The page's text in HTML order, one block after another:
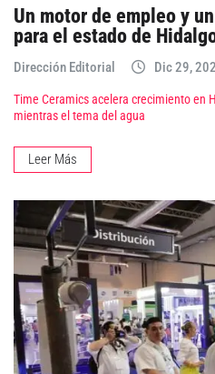
Un motor de empleo y
para el estado de
Dirección Editorial Dic 29,
Time Ceramics acelera crecimiento en
mientras el tema del agua
Leer Más